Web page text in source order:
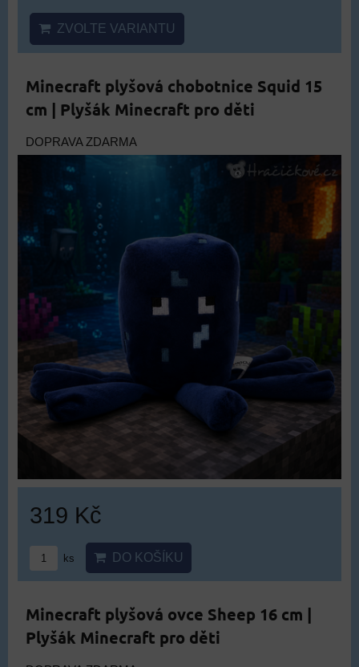
ZVOLTE VARIANTU
Minecraft plyšová chobotnice Squid 15
cm | Plyšák Minecraft pro děti
DOPRAVA ZDARMA
319 Kč
ks DO KOŠÍKU
Minecraft plyšová ovce Sheep 16 cm |
Plyšák Minecraft pro děti